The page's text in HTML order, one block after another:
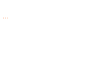
Padel in Rheine: neues Padelportal listet 17 Standorte und 73 Padel-Courts in Rheine und Umgebung